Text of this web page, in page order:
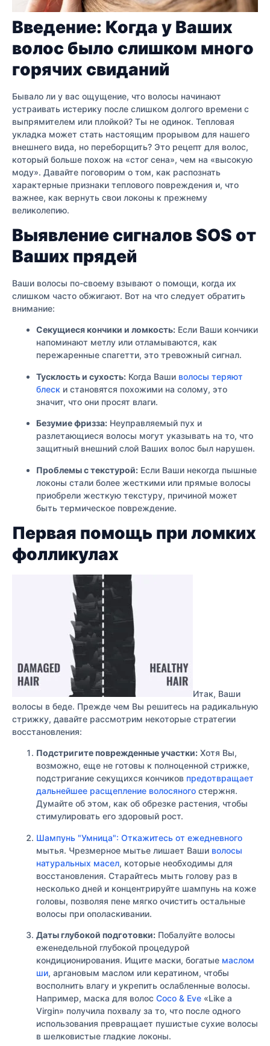
Введение: Когда у Ваших
волос было слишком много
горячих свиданий
Бывало ли у вас ощущение, что волосы начинают
устраивать истерику после слишком долгого времени с
выпрямителем или плойкой? Ты не одинок. Тепловая
укладка может стать настоящим прорывом для нашего
внешнего вида, но переборщить? Это рецепт для волос,
который больше похож на «стог сена», чем на «высокую
моду». Давайте поговорим о том, как распознать
характерные признаки теплового повреждения и, что
важнее, как вернуть свои локоны к прежнему
великолепию.
Выявление сигналов SOS от
Ваших прядей
Ваши волосы по-своему взывают о помощи, когда их
слишком часто обжигают. Вот на что следует обратить
внимание:
Секущиеся кончики и ломкость: Если Ваши кончики
напоминают метлу или отламываются, как
пережаренные спагетти, это тревожный сигнал.
Тусклость и сухость: Когда Ваши волосы теряют
блеск и становятся похожими на солому, это
значит, что они просят влаги.
Безумие фризза: Неуправляемый пух и
разлетающиеся волосы могут указывать на то, что
защитный внешний слой Ваших волос был нарушен.
Проблемы с текстурой: Если Ваши некогда пышные
локоны стали более жесткими или прямые волосы
приобрели жесткую текстуру, причиной может
быть термическое повреждение.
Первая помощь при ломких
фолликулах
Итак, Ваши
волосы в беде. Прежде чем Вы решитесь на радикальную
стрижку, давайте рассмотрим некоторые стратегии
восстановления:
Подстригите поврежденные участки: Хотя Вы,
возможно, еще не готовы к полноценной стрижке,
подстригание секущихся кончиков предотвращает
дальнейшее расщепление волосяного стержня.
Думайте об этом, как об обрезке растения, чтобы
стимулировать его здоровый рост.
Шампунь "Умница": Откажитесь от ежедневного
мытья. Чрезмерное мытье лишает Ваши волосы
натуральных масел, которые необходимы для
восстановления. Старайтесь мыть голову раз в
несколько дней и концентрируйте шампунь на коже
головы, позволяя пене мягко очистить остальные
волосы при ополаскивании.
Даты глубокой подготовки: Побалуйте волосы
еженедельной глубокой процедурой
кондиционирования. Ищите маски, богатые маслом
ши, аргановым маслом или кератином, чтобы
восполнить влагу и укрепить ослабленные волосы.
Например, маска для волос Coco & Eve «Like a
Virgin» получила похвалу за то, что после одного
использования превращает пушистые сухие волосы
в шелковистые гладкие локоны.